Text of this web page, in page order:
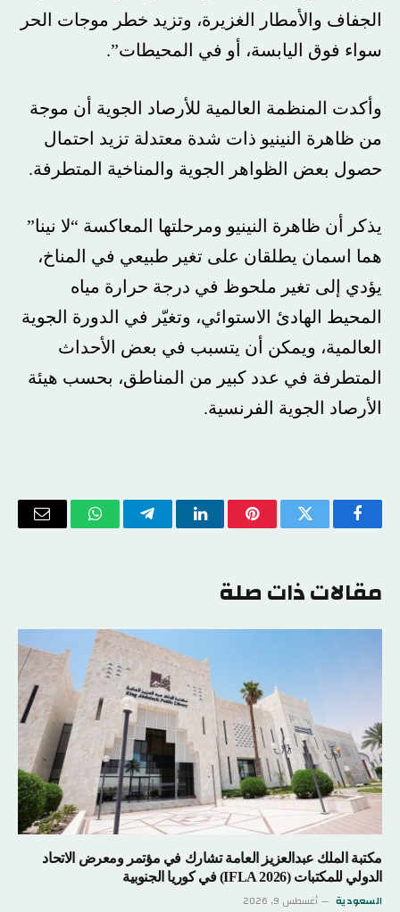
الجفاف والأمطار الغزيرة، وتزيد خطر موجات الحر
سواء فوق اليابسة، أو في المحيطات”.
وأكدت المنظمة العالمية للأرصاد الجوية أن موجة
من ظاهرة النينيو ذات شدة معتدلة تزيد احتمال
حصول بعض الظواهر الجوية والمناخية المتطرفة.
يذكر أن ظاهرة النينيو ومرحلتها المعاكسة “لا نينا”
هما اسمان يطلقان على تغير طبيعي في المناخ،
يؤدي إلى تغير ملحوظ في درجة حرارة مياه
المحيط الهادئ الاستوائي، وتغيّر في الدورة الجوية
العالمية، ويمكن أن يتسبب في بعض الأحداث
المتطرفة في عدد كبير من المناطق، بحسب هيئة
الأرصاد الجوية الفرنسية.
فيسبوكتويتر بينتيريستلينكدإن تيلقرام واتسابالبريد
مقالات ذات صلة
مكتبة الملك عبدالعزيز العامة تشارك في مؤتمر ومعرض الاتحاد
الدولي للمكتبات (IFLA 2026) في كوريا الجنوبية
السعودية أغسطس 9, 2026